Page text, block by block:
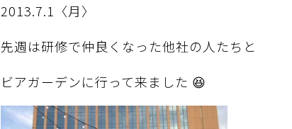
2013.7.1〈月〉
先週は研修で仲良くなった他社の人たちと
ビアガーデンに行って来ました 😆